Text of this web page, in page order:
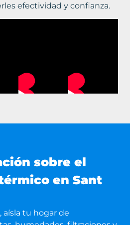
efectividad y confianza.
sobre el
en Sant
, aísla tu hogar de